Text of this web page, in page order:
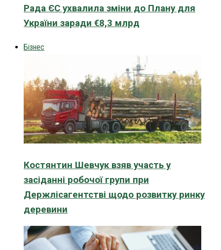
Рада ЄС ухвалила зміни до Плану для
України заради €8,3 млрд
Бізнес
Костянтин Шевчук взяв участь у
засіданні робочої групи при
Держлісагентстві щодо розвитку ринку
деревини